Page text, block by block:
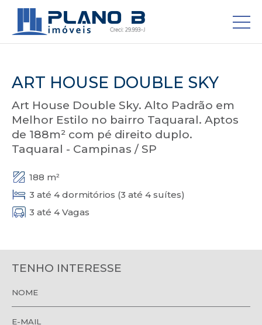
ART HOUSE DOUBLE SKY
Art House Double Sky. Alto Padrão em
Melhor Estilo no bairro Taquaral. Aptos
de 188m² com pé direito duplo.
Taquaral - Campinas / SP
188 m²
3 até 4 dormitórios (3 até 4 suítes)
3 até 4 Vagas
TENHO INTERESSE